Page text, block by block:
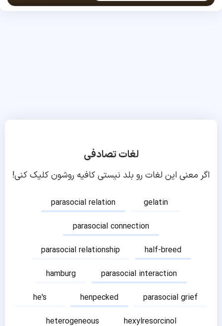
لغات تصادفی
اگر معنی این لغات رو بلد نیستی کافیه روشون کلیک کنی!
parasocial relation
gelatin
parasocial connection
parasocial relationship
half-breed
hamburg
parasocial interaction
he's
henpecked
parasocial grief
heterogeneous
hexylresorcinol